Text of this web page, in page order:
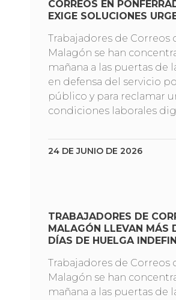
CORREOS EN
EXIGE SOLUCIONES
Trabajadores de Correos
Malagón se han
mañana a las puertas de
en defensa del servicio
público y para reclamar
condiciones laborales
24 DE JUNIO DE 2026
TRABAJADORES DE
MALAGÓN LLEVAN MÁS
DÍAS DE HUELGA
Trabajadores de Correos
Malagón se han
mañana a las puertas de